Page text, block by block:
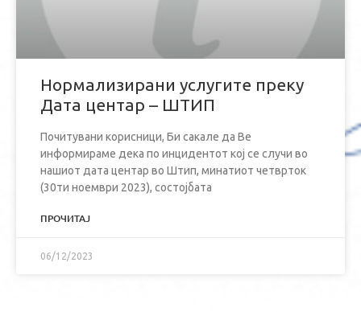
Нормализирани услугите преку
Дата центар – ШТИП
Почитувани корисници, Би сакале да Ве
информираме дека по инцидентот кој се случи во
нашиот дата центар во Штип, минатиот четврток
(30ти ноември 2023), состојбата
ПРОЧИТАЈ
06/12/2023